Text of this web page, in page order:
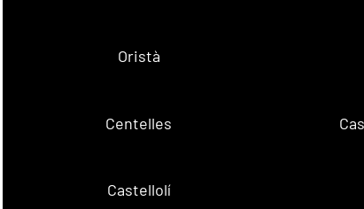
Oristà
Centelles
Castellolí